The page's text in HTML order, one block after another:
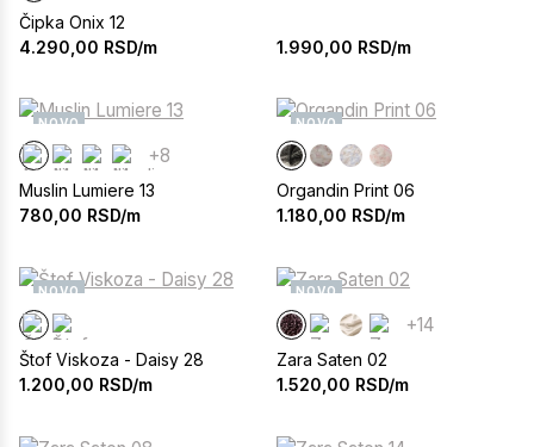
Čipka Onix 12
4.290,00 RSD/m 1.990,00 RSD/m
NOVO
+8
Muslin Lumiere 13
780,00 RSD/m
NOVO
Organdin Print 06
1.180,00 RSD/m
NOVO
Štof Viskoza - Daisy 28
1.200,00 RSD/m
NOVO
+14
Zara Saten 02
1.520,00 RSD/m